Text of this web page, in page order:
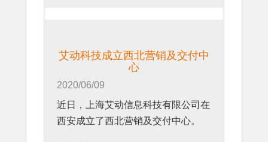
艾动科技成立西北营销及交付中
心
2020/06/09
近日，上海艾动信息科技有限公司在
西安成立了西北营销及交付中心。